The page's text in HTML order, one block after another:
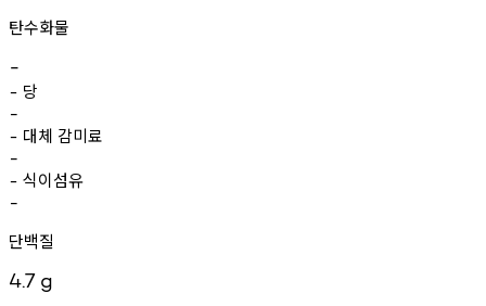
탄수화물
-
- 당
-
- 대체 감미료
-
- 식이섬유
-
단백질
4.7 g